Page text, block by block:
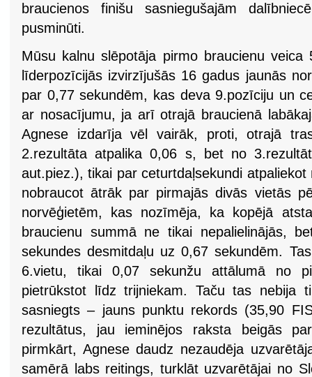
braucienos finišu sasniegušajām
pusminūti.
Mūsu kalnu slēpotāja pirmo braucienu
līderpozīcijās izvirzījušās 16 gadus jaunās
par 0,77 sekundēm, kas deva 9.pozīciju un
ar nosacījumu, ja arī otrajā braucienā
Agnese izdarīja vēl vairāk, proti, otrajā
2.rezultāta atpalika 0,06 s, bet no
aut.piez.), tikai par ceturtdaļsekundi
nobraucot ātrāk par pirmajās divās vietās
norvēģietēm, kas nozīmēja, ka kopējā
braucienu summā ne tikai nepalielinājās,
sekundes desmitdaļu uz 0,67 sekundēm.
6.vietu, tikai 0,07 sekunžu attālumā no
pietrūkstot līdz trijniekam. Taču tas nebija
sasniegts – jauns punktu rekords (35,90
rezultātus, jau ieminējos raksta beigās
pirmkārt, Agnese daudz nezaudēja
samērā labs reitings, turklāt uzvarētājai no